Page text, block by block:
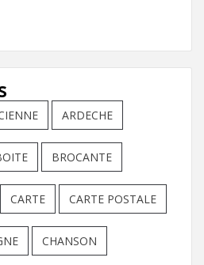
ARDECHE
BROCANTE
CARTE CARTE POSTALE
CHANSON